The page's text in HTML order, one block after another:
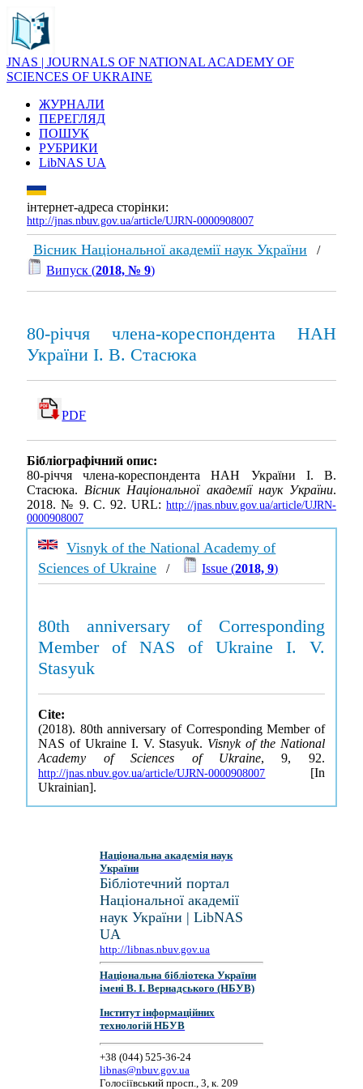
JNAS | JOURNALS OF NATIONAL ACADEMY OF
SCIENCES OF UKRAINE
ЖУРНАЛИ
ПЕРЕГЛЯД
ПОШУК
РУБРИКИ
LibNAS UA
інтернет-адреса сторінки:
http://jnas.nbuv.gov.ua/article/UJRN-0000908007
Вісник Національної академії наук України /
Випуск (2018, № 9)
80-річчя члена-кореспондента НАН
України І. В. Стасюка
PDF
Бібліографічний опис:
80-річчя члена-кореспондента НАН України І. В.
Стасюка.Вісник Національної академії наук України.
2018. № 9. С. 92. URL: http://jnas.nbuv.gov.ua/article/UJRN-
0000908007
Visnyk of the National Academy of
Sciences of Ukraine / Issue (2018, 9)
80th anniversary of Corresponding
Member of NAS of Ukraine I. V.
Stasyuk
Cite:
(2018). 80th anniversary of Corresponding Member of
NAS of Ukraine I. V. Stasyuk. Visnyk of the National
Academy of Sciences of Ukraine, 9, 92.
http://jnas.nbuv.gov.ua/article/UJRN-0000908007 [In
Ukrainian].
Національна академія наук
України
Бібліотечний портал
Національної академії
наук України | LibNAS
UA
http://libnas.nbuv.gov.ua
Національна бібліотека України
імені В. І. Вернадського (НБУВ)
Інститут інформаційних
технологій НБУВ
+38 (044) 525-36-24
libnas@nbuv.gov.ua
Голосіївський просп., 3, к. 209